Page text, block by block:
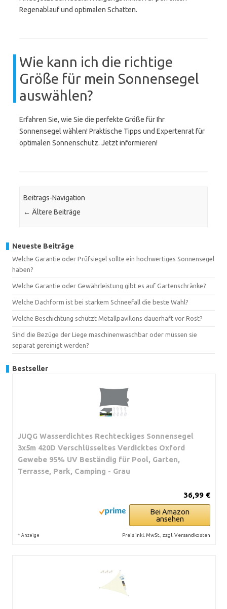
Regenablauf und optimalen Schatten.
Wie kann ich die richtige
Größe für mein Sonnensegel
auswählen?
Erfahren Sie, wie Sie die perfekte Größe für Ihr
Sonnensegel wählen! Praktische Tipps und Expertenrat für
optimalen Sonnenschutz. Jetzt informieren!
Beitrags-Navigation
← Ältere Beiträge
Neueste Beiträge
Welche Garantie oder Prüfsiegel sollte ein hochwertiges Sonnensegel
haben?
Welche Garantie oder Gewährleistung gibt es auf Gartenschränke?
Welche Dachform ist bei starkem Schneefall die beste Wahl?
Welche Beschichtung schützt Metallpavillons dauerhaft vor Rost?
Sind die Bezüge der Liege maschinenwaschbar oder müssen sie
separat gereinigt werden?
Bestseller
JUQG Wasserdichtes Rechteckiges Sonnensegel
3x5m 420D Verschlüsseltes Verdicktes Oxford
Gewebe 95% UV Beständig für Pool, Garten,
Terrasse, Park, Camping - Grau
36,99 €
Bei Amazon
ansehen
* Anzeige Preis inkl. MwSt., zzgl. Versandkosten